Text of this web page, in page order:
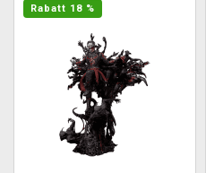
Rabatt 18 %